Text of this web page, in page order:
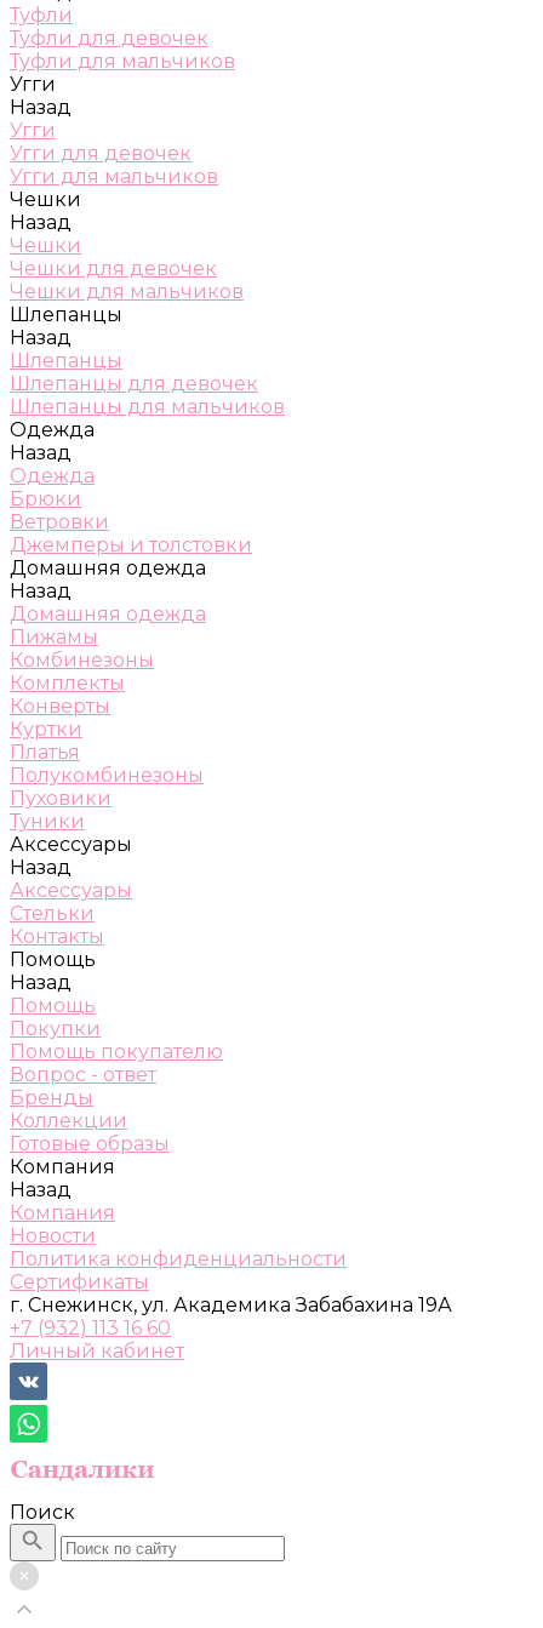
Туфли
Туфли для девочек
Туфли для мальчиков
Угги
Назад
Угги
Угги для девочек
Угги для мальчиков
Чешки
Назад
Чешки
Чешки для девочек
Чешки для мальчиков
Шлепанцы
Назад
Шлепанцы
Шлепанцы для девочек
Шлепанцы для мальчиков
Одежда
Назад
Одежда
Брюки
Ветровки
Джемперы и толстовки
Домашняя одежда
Назад
Домашняя одежда
Пижамы
Комбинезоны
Комплекты
Конверты
Куртки
Платья
Полукомбинезоны
Пуховики
Туники
Аксессуары
Назад
Аксессуары
Стельки
Контакты
Помощь
Назад
Помощь
Покупки
Помощь покупателю
Вопрос - ответ
Бренды
Коллекции
Готовые образы
Компания
Назад
Компания
Новости
Политика конфиденциальности
Сертификаты
г. Снежинск, ул. Академика Забабахина 19А
+7 (932) 113 16 60
Личный кабинет
Поиск